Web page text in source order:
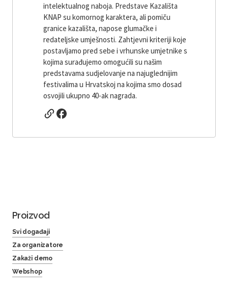
intelektualnog naboja. Predstave Kazališta
KNAP su komornog karaktera, ali pomiču
granice kazališta, napose glumačke i
redateljske umješnosti. Zahtjevni kriteriji koje
postavljamo pred sebe i vrhunske umjetnike s
kojima surađujemo omogućili su našim
predstavama sudjelovanje na najuglednijim
festivalima u Hrvatskoj na kojima smo dosad
osvojili ukupno 40-ak nagrada.
Proizvod
Svi događaji
Za organizatore
Zakaži demo
Webshop